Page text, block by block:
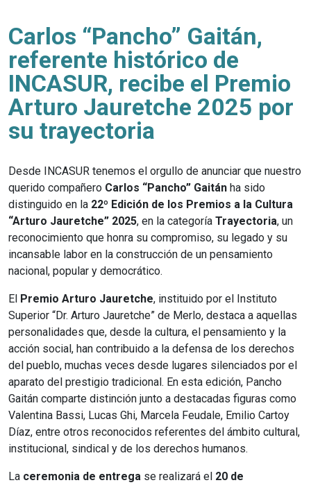
Carlos “Pancho” Gaitán,
referente histórico de
INCASUR, recibe el Premio
Arturo Jauretche 2025 por
su trayectoria
Desde INCASUR tenemos el orgullo de anunciar que nuestro
querido compañero Carlos “Pancho” Gaitán ha sido
distinguido en la 22º Edición de los Premios a la Cultura
“Arturo Jauretche” 2025, en la categoría Trayectoria, un
reconocimiento que honra su compromiso, su legado y su
incansable labor en la construcción de un pensamiento
nacional, popular y democrático.
El Premio Arturo Jauretche, instituido por el Instituto
Superior “Dr. Arturo Jauretche” de Merlo, destaca a aquellas
personalidades que, desde la cultura, el pensamiento y la
acción social, han contribuido a la defensa de los derechos
del pueblo, muchas veces desde lugares silenciados por el
aparato del prestigio tradicional. En esta edición, Pancho
Gaitán comparte distinción junto a destacadas figuras como
Valentina Bassi, Lucas Ghi, Marcela Feudale, Emilio Cartoy
Díaz, entre otros reconocidos referentes del ámbito cultural,
institucional, sindical y de los derechos humanos.
La ceremonia de entrega se realizará el 20 de